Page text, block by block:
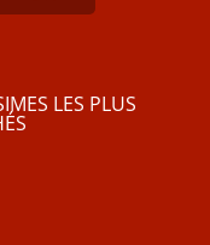
LES PLUS